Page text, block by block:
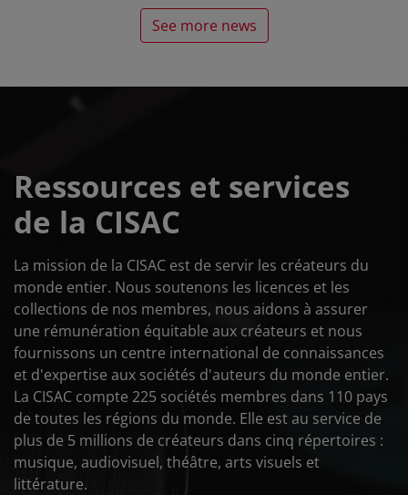
See more news
Ressources et services
de la CISAC
La mission de la CISAC est de servir les créateurs du
monde entier. Nous soutenons les licences et les
collections de nos membres, nous aidons à assurer
une rémunération équitable aux créateurs et nous
fournissons un centre international de connaissances
et d'expertise aux sociétés d'auteurs du monde entier.
La CISAC compte 225 sociétés membres dans 110 pays
de toutes les régions du monde. Elle est au service de
plus de 5 millions de créateurs dans cinq répertoires :
musique, audiovisuel, théâtre, arts visuels et
littérature.